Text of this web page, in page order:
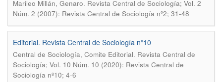
Marileo Millán, Genaro. Revista Central de Sociología; Vol. 2
Núm. 2 (2007): Revista Central de Sociología nº2; 31-48
Editorial. Revista Central de Sociología nº10
Central de Sociología, Comite Editorial. Revista Central de
Sociología; Vol. 10 Núm. 10 (2020): Revista Central de
Sociología nº10; 4-6